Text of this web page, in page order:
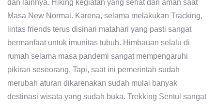
dan lainnya. Hiking kegiatan yang sehat dan aman saat
Masa New Normal. Karena, selama melakukan Tracking,
lintas friends terus disinari matahari yang pasti sangat
bermanfaat untuk imunitas tubuh. Himbauan selalu di
rumah selama masa pandemi sangat mempengaruhi
pikiran seseorang. Tapi, saat ini pemerintah sudah
merubah aturan dikarenakan sudah mulai banyak
destinasi wisata yang sudah buka. Trekking Sentul sangat